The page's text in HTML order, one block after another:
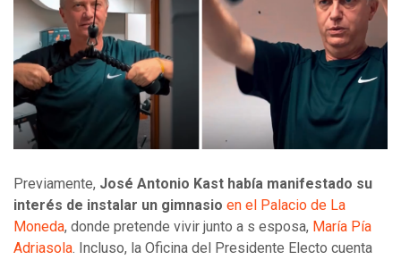
Previamente, José Antonio Kast había manifestado su
interés de instalar un gimnasio en el Palacio de La
Moneda, donde pretende vivir junto a s esposa, María Pía
Adriasola. Incluso, la Oficina del Presidente Electo cuenta